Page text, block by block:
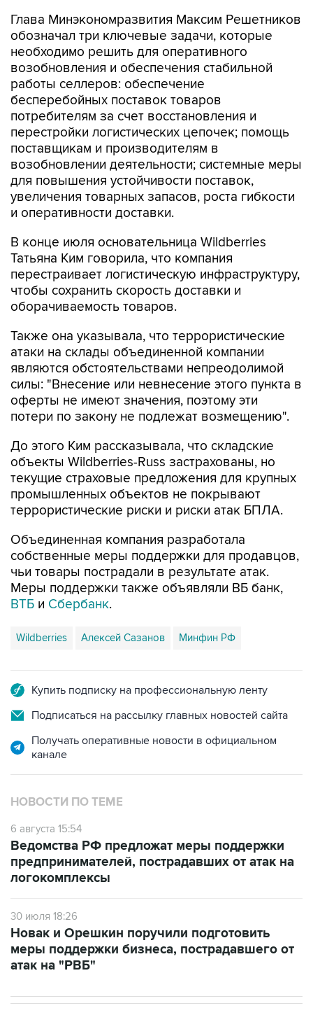
Глава Минэкономразвития Максим Решетников
обозначал три ключевые задачи, которые
необходимо решить для оперативного
возобновления и обеспечения стабильной
работы селлеров: обеспечение
бесперебойных поставок товаров
потребителям за счет восстановления и
перестройки логистических цепочек; помощь
поставщикам и производителям в
возобновлении деятельности; системные меры
для повышения устойчивости поставок,
увеличения товарных запасов, роста гибкости
и оперативности доставки.
В конце июля основательница Wildberries
Татьяна Ким говорила, что компания
перестраивает логистическую инфраструктуру,
чтобы сохранить скорость доставки и
оборачиваемость товаров.
Также она указывала, что террористические
атаки на склады объединенной компании
являются обстоятельствами непреодолимой
силы: "Внесение или невнесение этого пункта в
оферты не имеют значения, поэтому эти
потери по закону не подлежат возмещению".
До этого Ким рассказывала, что складские
объекты Wildberries-Russ застрахованы, но
текущие страховые предложения для крупных
промышленных объектов не покрывают
террористические риски и риски атак БПЛА.
Объединенная компания разработала
собственные меры поддержки для продавцов,
чьи товары пострадали в результате атак.
Меры поддержки также объявляли ВБ банк,
ВТБ и Сбербанк.
Wildberries Алексей Сазанов Минфин РФ
Купить подписку на профессиональную ленту
Подписаться на рассылку главных новостей сайта
Получать оперативные новости в официальном
канале
НОВОСТИ ПО ТЕМЕ
6 августа 15:54
Ведомства РФ предложат меры поддержки
предпринимателей, пострадавших от атак на
логокомплексы
30 июля 18:26
Новак и Орешкин поручили подготовить
меры поддержки бизнеса, пострадавшего от
атак на "РВБ"